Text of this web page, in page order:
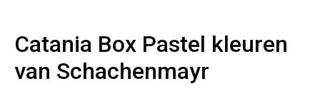
Catania Box Pastel kleuren
van Schachenmayr